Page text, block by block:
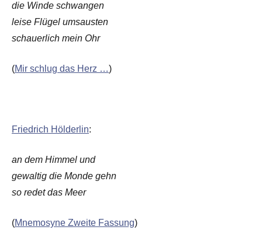
die Winde schwangen
leise Flügel umsausten
schauerlich mein Ohr
(Mir schlug das Herz …)
Friedrich Hölderlin:
an dem Himmel und
gewaltig die Monde gehn
so redet das Meer
(Mnemosyne Zweite Fassung)